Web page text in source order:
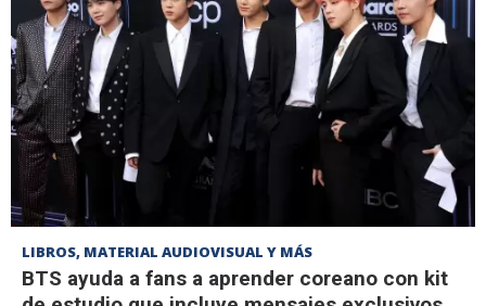
LIBROS, MATERIAL AUDIOVISUAL Y MÁS
BTS ayuda a fans a aprender coreano con kit